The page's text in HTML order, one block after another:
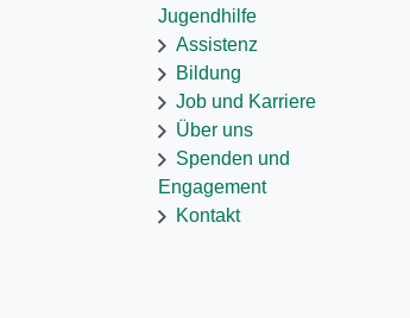
Jugendhilfe
Assistenz
Bildung
Job und Karriere
Über uns
Spenden und
Engagement
Kontakt